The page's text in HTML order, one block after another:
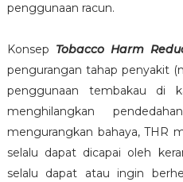
penggunaan racun.
Konsep Tobacco Harm
pengurangan tahap penyakit
penggunaan tembakau di
menghilangkan
mengurangkan bahaya, THR
selalu dapat dicapai oleh
selalu dapat atau ingin